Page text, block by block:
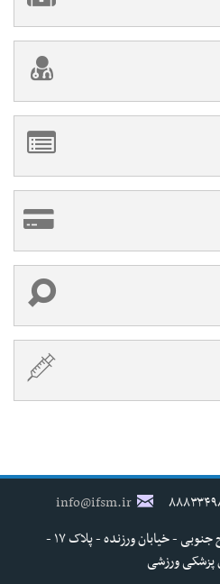
info@ifsm.ir
تهران - خیابان شهید مفتح جنوبی - خیابان ورزنده - پلاک ۱۷ -
پزشکی ورزشی